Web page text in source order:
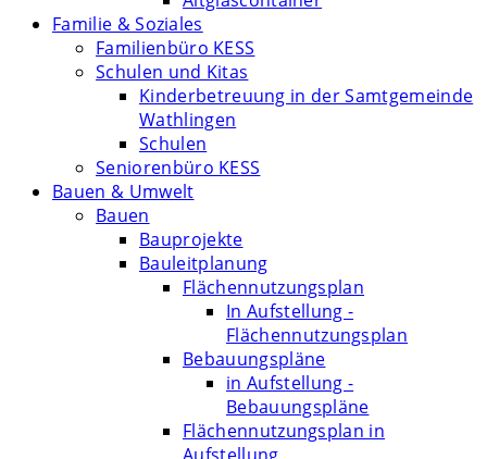
Familie & Soziales
Familienbüro KESS
Schulen und Kitas
Kinderbetreuung in der Samtgemeinde
Wathlingen
Schulen
Seniorenbüro KESS
Bauen & Umwelt
Bauen
Bauprojekte
Bauleitplanung
Flächennutzungsplan
In Aufstellung -
Flächennutzungsplan
Bebauungspläne
in Aufstellung -
Bebauungspläne
Flächennutzungsplan in